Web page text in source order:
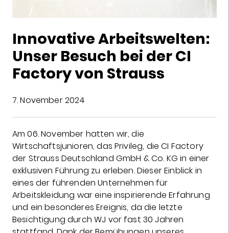
Innovative Arbeitswelten:
Unser Besuch bei der CI
Factory von Strauss
7. November 2024
Am 06. November hatten wir, die
Wirtschaftsjunioren, das Privileg, die CI Factory
der Strauss Deutschland GmbH & Co. KG in einer
exklusiven Führung zu erleben. Dieser Einblick in
eines der führenden Unternehmen für
Arbeitskleidung war eine inspirierende Erfahrung
und ein besonderes Ereignis, da die letzte
Besichtigung durch WJ vor fast 30 Jahren